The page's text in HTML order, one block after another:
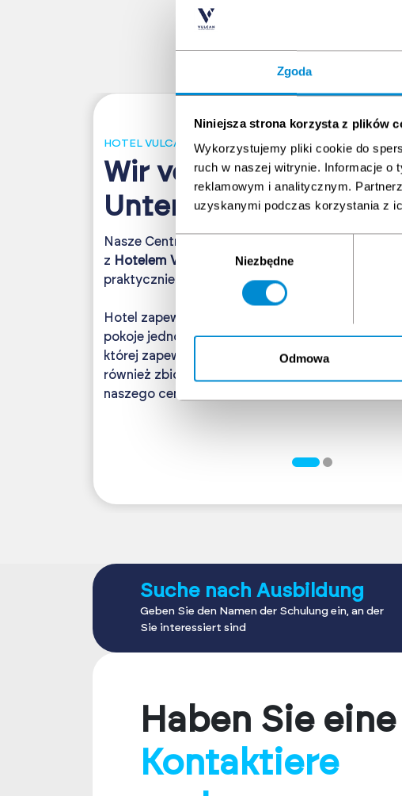
Zgoda
Niniejsza strona korzysta z plików
Wykorzystujemy pliki cookie do
ruch w naszej witrynie. Informacje o
reklamowym i analitycznym.
uzyskanymi podczas korzystania z
Wybór
zgody
Niezbędne
Odmowa
HOTEL VULCAN
Wir verfügen über
Unterkunftsbasis
Nasze Centrum szkoleniowe zlokalizowane jest w
z Hotelem Vulcan
tworzy kompleks mogący
praktycznie nieograniczone możliwości
Hotel zapewnia
pokoje jedno i dwuosobowe. W hotelu znajduje
której zapewniamy śniadania, obiady oraz
również zbiorowy transport z lotniska w Berlinie i
naszego centrum.
Suche nach Ausbildung
Geben Sie den Namen der Schulung ein, an der
Sie interessiert sind
Haben Sie
Kontaktiere